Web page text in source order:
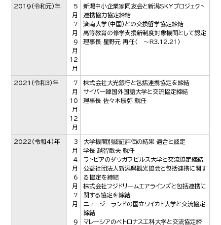
2019(令和元)年
5
月
7
月
9
月
12
月
新潟中小企業家同友会と新潟SKYプロジェクト
連携協力協定締結
済南大学（中国）との交換留学協定締結
高等教育の修学支援新制度対象機関として認定
理事長 星野元 再任（ ～R3.12.21）
2021 (令和3)年
7
月
10
月
12
月
株式会社大光銀行と包括連携協定を締結
サイバー韓国外国語大学と交流協定締結
理事長 佐々木辰弥 就任
2022(令和4)年
3
月
4
月
6
月
7
月
9
大学機関別認証評価の結果 適合と認定
学長 越智敏夫 就任
ラトビアのダウガフピルス大学と交流協定締結
公益社団法人新潟県観光協会と包括連携に関す
る協定を締結
株式会社フジドリームエアラインズと包括連携に
関する協定を締結
ニュージーランドの国立ワイカト大学と交流協定
締結
マレーシアのペトロナス工科大学と交流協定締